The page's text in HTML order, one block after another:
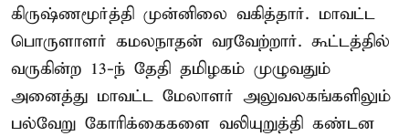
கிருஷ்ணமூர்த்தி முன்னிலை வகித்தார். மாவட்ட
பொருளாளர் கமலநாதன் வரவேற்றார். கூட்டத்தில்
வருகின்ற 13-ந் தேதி தமிழகம் முழுவதும்
அனைத்து மாவட்ட மேலாளர் அலுவலகங்களிலும்
பல்வேறு கோரிக்கைகளை வலியுறுத்தி கண்டன